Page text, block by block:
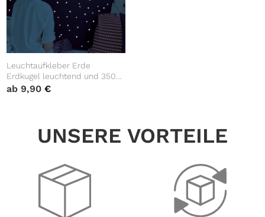
Leuchtaufkleber Erde
Erdkugel leuchtend und 350
Stk fluoreszierende Sterne
ab9,90€
UNSERE VORTEILE